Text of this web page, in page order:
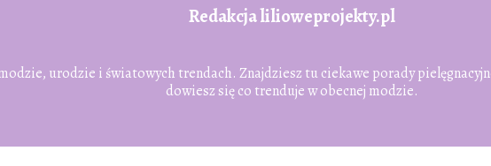
Redakcja lilioweprojekty.pl
urodzie i światowych trendach. Znajdziesz tu ciekawe porady
dowiesz się co trenduje w obecnej modzie.